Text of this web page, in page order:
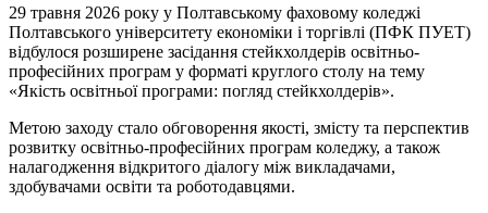
29 травня 2026 року у Полтавському фаховому коледжі
Полтавського університету економіки і торгівлі (ПФК ПУЕТ)
відбулося розширене засідання стейкхолдерів освітньо-
професійних програм у форматі круглого столу на тему
«Якість освітньої програми: погляд стейкхолдерів».
Метою заходу стало обговорення якості, змісту та перспектив
розвитку освітньо-професійних програм коледжу, а також
налагодження відкритого діалогу між викладачами,
здобувачами освіти та роботодавцями.